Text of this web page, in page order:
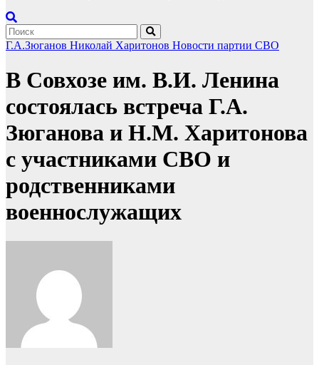
Г.А.Зюганов Николай Харитонов Новости партии СВО
В Совхозе им. В.И. Ленина
состоялась встреча Г.А.
Зюганова и Н.М. Харитонова
с участниками СВО и
родственниками
военнослужащих